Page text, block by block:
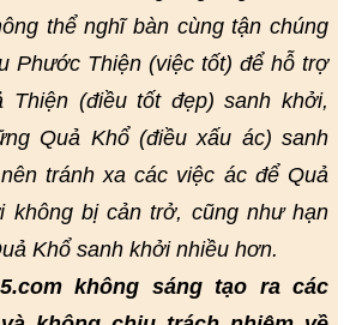
thể nghĩ bàn cùng tận chúng
Phước Thiện (việc tốt) để hỗ trợ
Thiện (điều tốt đẹp) sanh khởi,
Quả Khổ (điều xấu ác) sanh
tránh xa các việc ác để Quả
không bị cản trở, cũng như hạn
Khổ sanh khởi nhiều hơn.
không sáng tạo ra các